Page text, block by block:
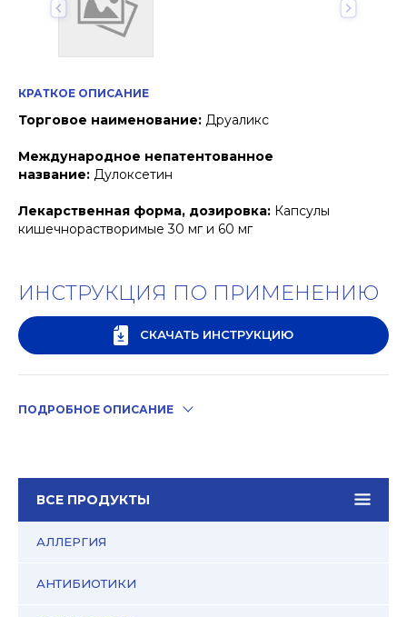
ВСЕ ПРОДУКТЫ
АЛЛЕРГИЯ
АНТИБИОТИКИ
КРАТКОЕ ОПИСАНИЕ
Торговое наименование: Друаликс
Международное непатентованное
название: Дулоксетин
Лекарственная форма, дозировка: Капсулы
кишечнорастворимые 30 мг и 60 мг
ИНСТРУКЦИЯ ПО ПРИМЕНЕНИЮ
СКАЧАТЬ ИНСТРУКЦИЮ
ПОДРОБНОЕ ОПИСАНИЕ